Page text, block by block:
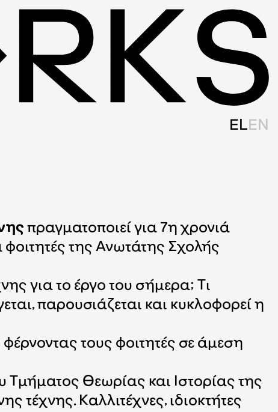
EL EN
πραγματοποιεί για 7η χρονιά
φοιτητές της Ανωτάτης Σχολής
για το έργο του σήμερα; Τι
παρουσιάζεται και κυκλοφορεί η
τους φοιτητές σε άμεση
Τμήματος Θεωρίας και Ιστορίας της
τέχνης. Καλλιτέχνες, ιδιοκτήτες